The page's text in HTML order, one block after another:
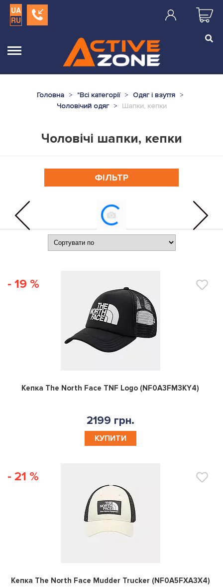
UA
RU
Головна "Всі категорії
Одяг і взуття
Чоловічий одяг
Шапки, кепки
Чоловічі шапки, кепки
ФІЛЬТР
- 19 %
0
Кепка The North Face TNF Logo (NF0A3FM3KY4)
2199 грн.
КУПИТИ
- 21 %
0
Кепка The North Face Mudder Trucker (NF0A5FXA3X4)